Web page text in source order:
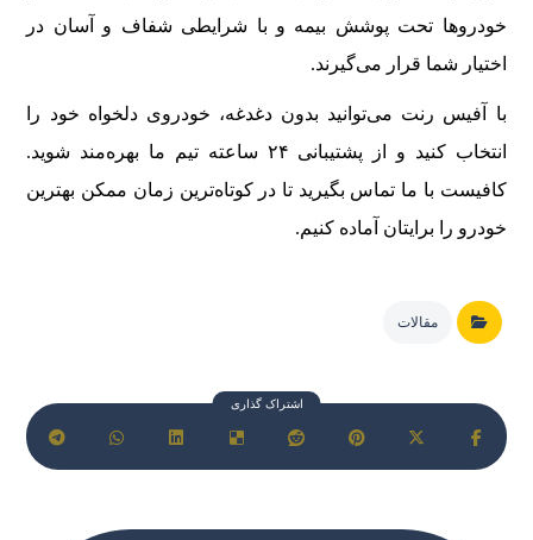
خودروها تحت پوشش بیمه و با شرایطی شفاف و آسان در
اختیار شما قرار می‌گیرند.
با آفیس رنت می‌توانید بدون دغدغه، خودروی دلخواه خود را
انتخاب کنید و از پشتیبانی ۲۴ ساعته تیم ما بهره‌مند شوید.
کافیست با ما تماس بگیرید تا در کوتاه‌ترین زمان ممکن بهترین
خودرو را برایتان آماده کنیم.
مقالات